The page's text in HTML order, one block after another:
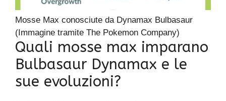
Mosse Max conosciute da Dynamax Bulbasaur
(Immagine tramite The Pokemon Company)
Quali mosse max imparano
Bulbasaur Dynamax e le
sue evoluzioni?